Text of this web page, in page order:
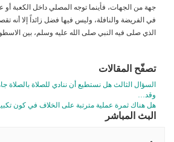
جهة من الجهات، فأينما توجه المصلي داخل الكعبة
في الفريضة والنافلة، وليس فيها فضل زائداً إلا أنه
الذي صلى فيه النبي صلى الله عليه وسلم، بين
تصفّح المقالات
السؤال الثالث هل نستطيع أن ننادي للصلاة بالصلاة
وقد…
هل هناك ثمرة عملية مترتبة على الخلاف في كون
البث المباشر